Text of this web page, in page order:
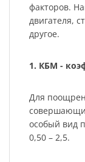
факторов.
двигателя,
другое.
1. КБМ -
Для
особый вид
0,50 – 2,5.